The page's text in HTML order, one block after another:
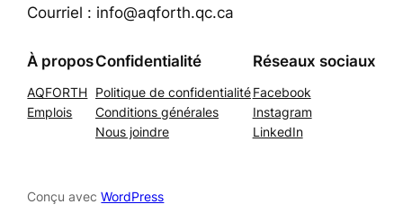
Courriel : info@aqforth.qc.ca
À propos
AQFORTH
Emplois
Confidentialité
Politique de confidentialité
Conditions générales
Nous joindre
Réseaux sociaux
Facebook
Instagram
LinkedIn
Conçu avecWordPress